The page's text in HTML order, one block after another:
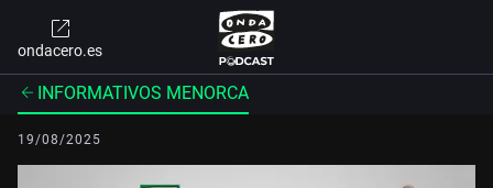
ondacero.es
INFORMATIVOS MENORCA
19/08/2025